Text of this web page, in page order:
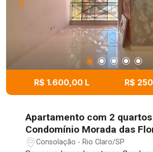
R$ 1.600,00 L R$
Apartamento com 2
Condomínio Morada das
Consolação, Rio Claro/SP
Consolação - Rio Claro/SP